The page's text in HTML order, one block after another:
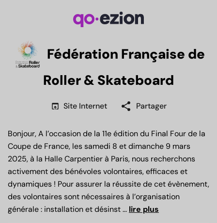
Fédération Française de
Roller & Skateboard
open_in_browser Site Internet share Partager
Bonjour, A l’occasion de la 11e édition du Final Four de la
Coupe de France, les samedi 8 et dimanche 9 mars
2025, à la Halle Carpentier à Paris, nous recherchons
activement des bénévoles volontaires, efficaces et
dynamiques ! Pour assurer la réussite de cet évènement,
des volontaires sont nécessaires à l’organisation
générale : installation et désinst... lire plus